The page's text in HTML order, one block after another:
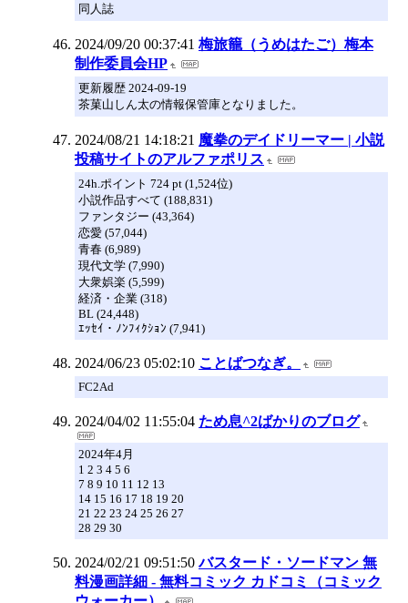
同人誌
2024/09/20 00:37:41 梅旅籠（うめはたご）梅本
制作委員会HP
更新履歴 2024-09-19
茶菓山しん太の情報保管庫となりました。
2024/08/21 14:18:21 魔拳のデイドリーマー | 小説
投稿サイトのアルファポリス
24h.ポイント 724 pt (1,524位)
小説作品すべて (188,831)
ファンタジー (43,364)
恋愛 (57,044)
青春 (6,989)
現代文学 (7,990)
大衆娯楽 (5,599)
経済・企業 (318)
BL (24,448)
ｴｯｾｲ・ﾉﾝﾌｨｸｼｮﾝ (7,941)
2024/06/23 05:02:10 ことばつなぎ。
FC2Ad
2024/04/02 11:55:04 ため息^2ばかりのブログ
2024年4月
1 2 3 4 5 6
7 8 9 10 11 12 13
14 15 16 17 18 19 20
21 22 23 24 25 26 27
28 29 30
2024/02/21 09:51:50 バスタード・ソードマン 無
料漫画詳細 - 無料コミック カドコミ（コミック